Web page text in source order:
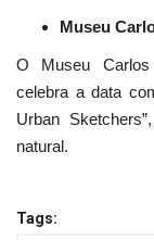
Museu
O Museu Carlos
celebra a data
Urban
natural.
Tags: